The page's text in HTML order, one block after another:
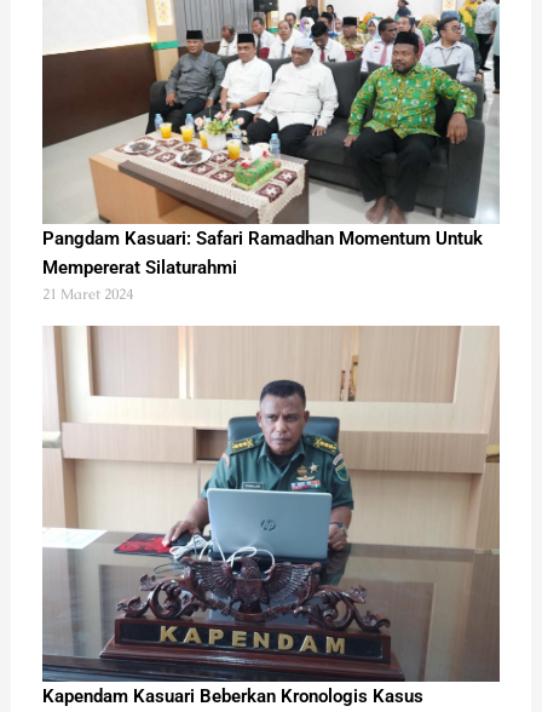
Pangdam Kasuari: Safari Ramadhan Momentum Untuk
Mempererat Silaturahmi
21 Maret 2024
Kapendam Kasuari Beberkan Kronologis Kasus